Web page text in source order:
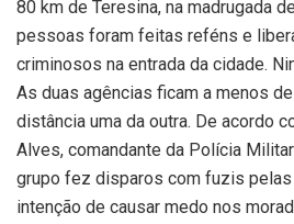
80 km de Teresina, na madrugada
pessoas foram feitas reféns e
criminosos na entrada da cidade.
As duas agências ficam a menos
distância uma da outra. De acordo
Alves, comandante da Polícia
grupo fez disparos com fuzis pelas
intenção de causar medo nos